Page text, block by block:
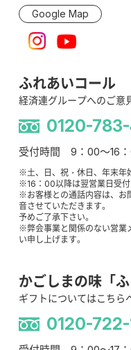
Google Map
ふれあいコール
経済連グループへのご意
0120-
受付時間 9：00～16
※土、日、祝・休日、年末年
※16：00以降は翌営業日受付
※お客様との通話内容は、お
音させていただきます。
予めご了承下さい。
※弊会事業と関係のない営業
い申し上げます。
かごしまの味「ふ
ギフトについてはこちら
0120-